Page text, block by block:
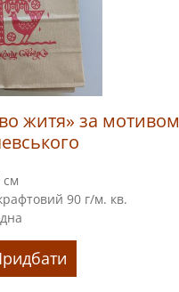
житя» за мотивом
см
90 г/м. кв.